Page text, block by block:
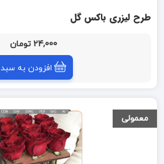
طرح لیزری باکس گل
24,000 تومان
افزودن به سبد
معمولی